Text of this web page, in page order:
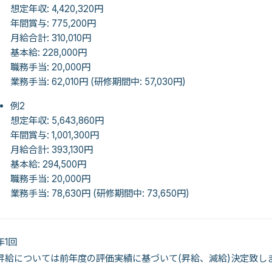
想定年収: 4,420,320円
年間賞与: 775,200円
月給合計: 310,010円
基本給: 228,000円
職務手当: 20,000円
業務手当: 62,010円 (研修期間中: 57,030円)
例2
想定年収: 5,643,860円
年間賞与: 1,001,300円
月給合計: 393,130円
基本給: 294,500円
職務手当: 20,000円
業務手当: 78,630円 (研修期間中: 73,650円)
1回
給については前年度の評価実績に基づいて(昇給、減給)決定致し